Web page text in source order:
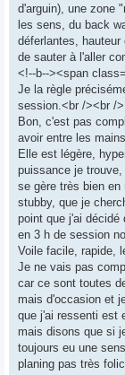
d'arguin), une zone
les sens, du back
déferlantes,
de sauter à l'aller
<!--b--><span
Je la règle
session.<br /><br />
Bon, c'est pas
avoir entre les
Elle est légère,
puissance je
se gère très bien
stubby, que je
point que j'ai décidé
en 3 h de session
Voile facile, rapide,
Je ne vais pas
car ce sont toutes
mais d'occasion et
que j'ai ressenti est
mais disons que si
toujours eu une
planing pas très